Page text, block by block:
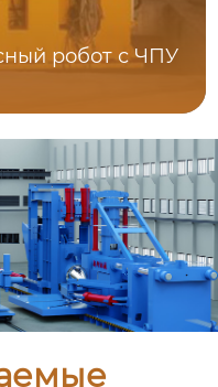
робот с ЧПУ